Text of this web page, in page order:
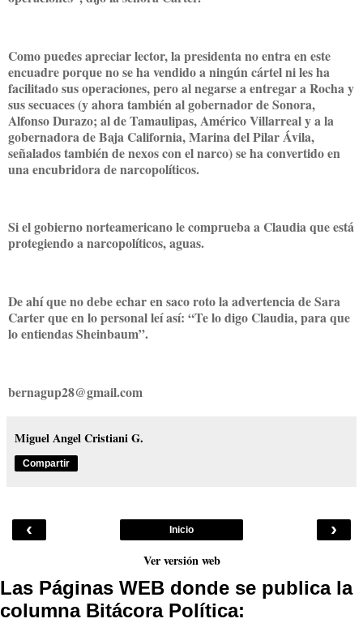
Como puedes apreciar lector, la presidenta no entra en este
encuadre porque no se ha vendido a ningún cártel ni les ha
facilitado sus operaciones, pero al negarse a entregar a Rocha y
sus secuaces (y ahora también al gobernador de Sonora,
Alfonso Durazo; al de Tamaulipas, Américo Villarreal y a la
gobernadora de Baja California, Marina del Pilar Ávila,
señalados también de nexos con el narco) se ha convertido en
una encubridora de narcopolíticos.
Si el gobierno norteamericano le comprueba a Claudia que está
protegiendo a narcopolíticos, aguas.
De ahí que no debe echar en saco roto la advertencia de Sara
Carter que en lo personal leí así: “Te lo digo Claudia, para que
lo entiendas Sheinbaum”.
bernagup28@gmail.com
Miguel Angel Cristiani G.
Compartir
‹ ›
Inicio
Ver versión web
Las Páginas WEB donde se publica la
columna Bitácora Política: